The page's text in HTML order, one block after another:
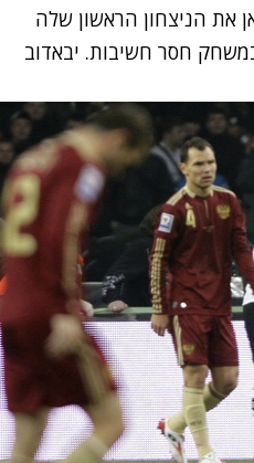
את הניצחון הראשון שלה
במשחק חסר חשיבות. יבאדוב